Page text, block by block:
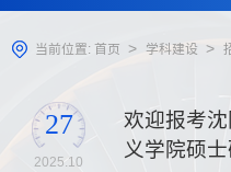
当前位置: 首页 > 学科建设 >
27
2025.10
欢迎报考
义学院硕